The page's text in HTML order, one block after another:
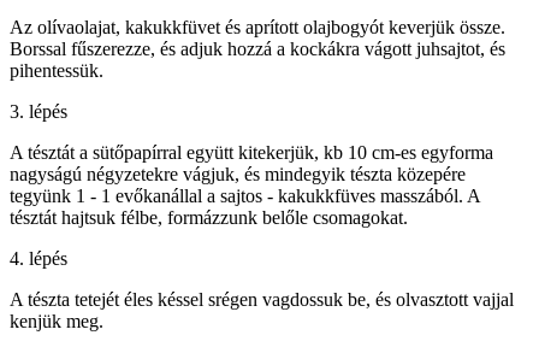
Az olívaolajat, kakukkfüvet és aprított olajbogyót keverjük össze.
Borssal fűszerezze, és adjuk hozzá a kockákra vágott juhsajtot, és
pihentessük.
3. lépés
A tésztát a sütőpapírral együtt kitekerjük, kb 10 cm-es egyforma
nagyságú négyzetekre vágjuk, és mindegyik tészta közepére
tegyünk 1 - 1 evőkanállal a sajtos - kakukkfüves masszából. A
tésztát hajtsuk félbe, formázzunk belőle csomagokat.
4. lépés
A tészta tetejét éles késsel srégen vagdossuk be, és olvasztott vajjal
kenjük meg.